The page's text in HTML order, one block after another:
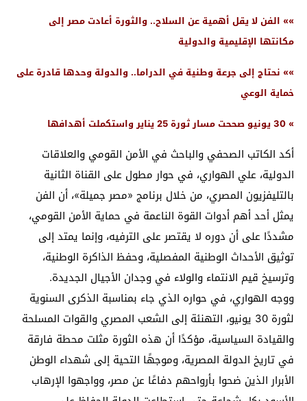
»» الفن لا يقل أهمية عن السلاح.. والثورة أعادت مصر إلى
مكانتها الإقليمية والدولية
»» نحتاج إلى جرعة وطنية في الدراما.. والدولة وحدها قادرة على
خماية الوعي
» 30 يونيو صححت مسار ثورة 25 يناير واستكملت أهدافها
أكد الكاتب الصحفي والباحث في الأمن القومي والعلاقات
الدولية، علي الهواري، في حوار مطول على القناة الثانية
بالتليفزيون المصري، من خلال برنامج «مصر جميلة»، أن الفن
يمثل أحد أهم أدوات القوة الناعمة في حماية الأمن القومي،
مشددًا على أن دوره لا يقتصر على الترفيه، وإنما يمتد إلى
توثيق الأحداث الوطنية المفصلية، وحفظ الذاكرة الوطنية،
وترسيخ قيم الانتماء والولاء في وجدان الأجيال الجديدة.
ووجه الهواري، في حواره الذي جاء بمناسبة الذكرى السنوية
لثورة 30 يونيو، التهنئة إلى الشعب المصري والقوات المسلحة
والقيادة السياسية، مؤكدًا أن هذه الثورة مثلت محطة فارقة
في تاريخ الدولة المصرية، وموجهًا التحية إلى شهداء الوطن
الأبرار الذين ضحوا بأرواحهم دفاعًا عن مصر، وواجهوا الإرهاب